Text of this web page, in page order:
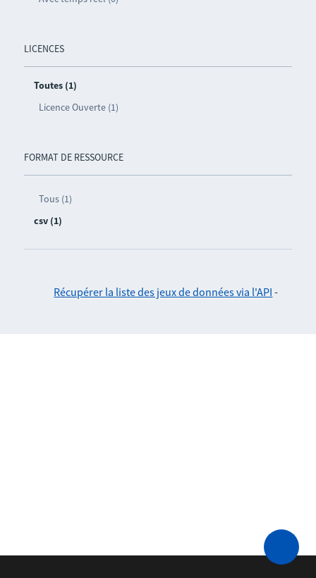
LICENCES
Toutes (1)
Licence Ouverte (1)
FORMAT DE RESSOURCE
Tous (1)
csv (1)
Récupérer la liste des jeux de données via l'API -